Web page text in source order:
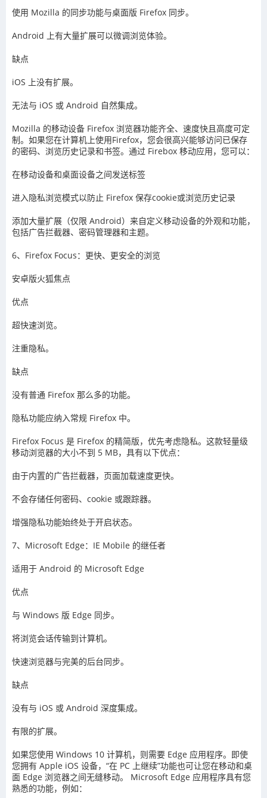
使用 Mozilla 的同步功能与桌面版 Firefox 同步。
Android 上有大量扩展可以微调浏览体验。
缺点
iOS 上没有扩展。
无法与 iOS 或 Android 自然集成。
Mozilla 的移动设备 Firefox 浏览器功能齐全、速度快且高度可定
制。如果您在计算机上使用Firefox，您会很高兴能够访问已保存
的密码、浏览历史记录和书签。通过 Firebox 移动应用，您可以：
在移动设备和桌面设备之间发送标签
进入隐私浏览模式以防止 Firefox 保存cookie或浏览历史记录
添加大量扩展（仅限 Android）来自定义移动设备的外观和功能，
包括广告拦截器、密码管理器和主题。
6、Firefox Focus：更快、更安全的浏览
安卓版火狐焦点
优点
超快速浏览。
注重隐私。
缺点
没有普通 Firefox 那么多的功能。
隐私功能应纳入常规 Firefox 中。
Firefox Focus 是 Firefox 的精简版，优先考虑隐私。这款轻量级
移动浏览器的大小不到 5 MB，具有以下优点：
由于内置的广告拦截器，页面加载速度更快。
不会存储任何密码、cookie 或跟踪器。
增强隐私功能始终处于开启状态。
7、Microsoft Edge：IE Mobile 的继任者
适用于 Android 的 Microsoft Edge
优点
与 Windows 版 Edge 同步。
将浏览会话传输到计算机。
快速浏览器与完美的后台同步。
缺点
没有与 iOS 或 Android 深度集成。
有限的扩展。
如果您使用 Windows 10 计算机，则需要 Edge 应用程序。即使
您拥有 Apple iOS 设备，“在 PC 上继续”功能也可让您在移动和桌
面 Edge 浏览器之间无缝移动。 Microsoft Edge 应用程序具有您
熟悉的功能，例如：